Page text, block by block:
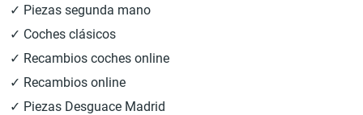
✓ Piezas segunda mano
✓ Coches clásicos
✓ Recambios coches online
✓ Recambios online
✓ Piezas Desguace Madrid